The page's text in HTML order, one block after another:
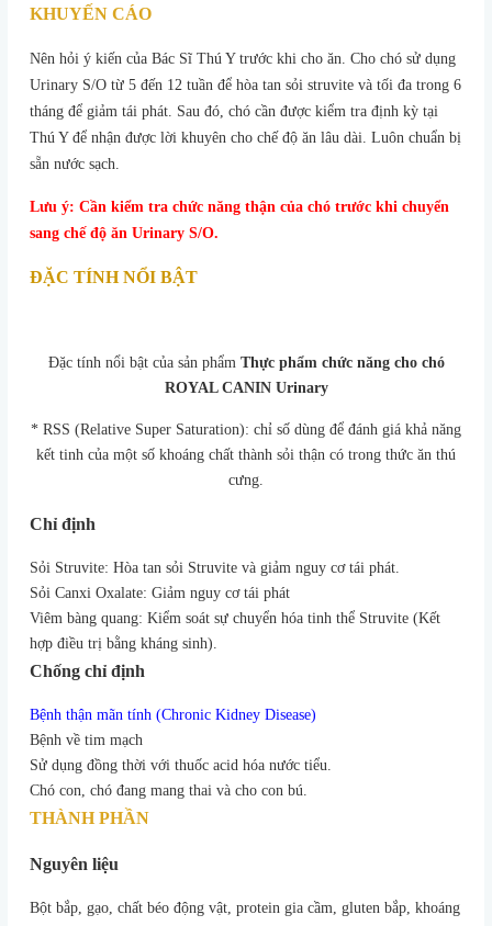
KHUYẾN CÁO
Nên hỏi ý kiến của Bác Sĩ Thú Y trước khi cho ăn. Cho chó sử dụng
Urinary S/O từ 5 đến 12 tuần để hòa tan sỏi struvite và tối đa trong 6
tháng để giảm tái phát. Sau đó, chó cần được kiểm tra định kỳ tại
Thú Y để nhận được lời khuyên cho chế độ ăn lâu dài. Luôn chuẩn bị
sẵn nước sạch.
Lưu ý: Cần kiểm tra chức năng thận của chó trước khi chuyển
sang chế độ ăn Urinary S/O.
ĐẶC TÍNH NỔI BẬT
Đặc tính nổi bật của sản phẩm Thực phẩm chức năng cho chó
ROYAL CANIN Urinary
* RSS (Relative Super Saturation): chỉ số dùng để đánh giá khả năng
kết tinh của một số khoáng chất thành sỏi thận có trong thức ăn thú
cưng.
Chỉ định
Sỏi Struvite: Hòa tan sỏi Struvite và giảm nguy cơ tái phát.
Sỏi Canxi Oxalate: Giảm nguy cơ tái phát
Viêm bàng quang: Kiểm soát sự chuyển hóa tinh thể Struvite (Kết
hợp điều trị bằng kháng sinh).
Chống chỉ định
Bệnh thận mãn tính (Chronic Kidney Disease)
Bệnh về tim mạch
Sử dụng đồng thời với thuốc acid hóa nước tiểu.
Chó con, chó đang mang thai và cho con bú.
THÀNH PHẦN
Nguyên liệu
Bột bắp, gạo, chất béo động vật, protein gia cầm, gluten bắp, khoáng